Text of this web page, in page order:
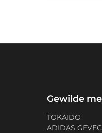
Gewilde
TOKAIDO
ADIDAS